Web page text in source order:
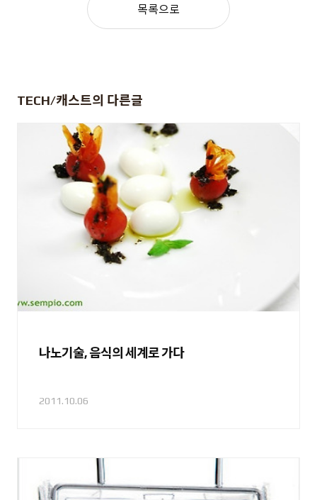
목록으로
TECH/캐스트의 다른글
나노기술, 음식의 세계로 가다
2011.10.06